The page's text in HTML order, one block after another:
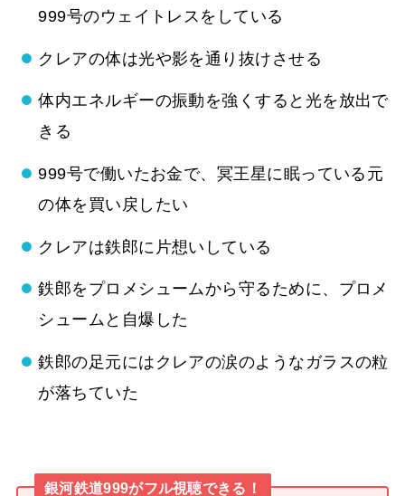
999号のウェイトレスをしている
クレアの体は光や影を通り抜けさせる
体内エネルギーの振動を強くすると光を放出で
きる
999号で働いたお金で、冥王星に眠っている元
の体を買い戻したい
クレアは鉄郎に片想いしている
鉄郎をプロメシュームから守るために、プロメ
シュームと自爆した
鉄郎の足元にはクレアの涙のようなガラスの粒
が落ちていた
銀河鉄道999がフル視聴できる！